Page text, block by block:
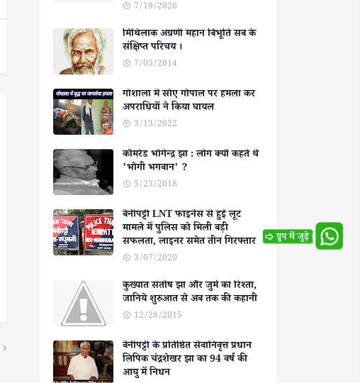
7/19/2026
मिथिलाक अग्रणी महान बिभूति सब के
संक्षिप्त परिचय ।
7/05/2014
गोशाला में सोए गोपाल पर हमला कर
अपराधियों ने किया घायल
3/13/2022
कॉमरेड भोगेन्द्र झा : लोग क्यों कहते थे
'भोगी भगवान' ?
5/23/2018
बेनीपट्टी LNT फाइनेंस से हुई लूट
मामले में पुलिस को मिली बड़ी
सफलता, लाइनर समेत तीन गिरफ्तार
3/07/2020
कुख्यात संतोष झा और जुर्म का रिश्ता,
जानिये शुरुआत से अब तक की कहानी
12/28/2015
बेनीपट्टी के प्रतिष्ठित सेवानिवृत्त प्रधान
लिपिक चंद्रशेखर झा का 94 वर्ष की
आयु में निधन